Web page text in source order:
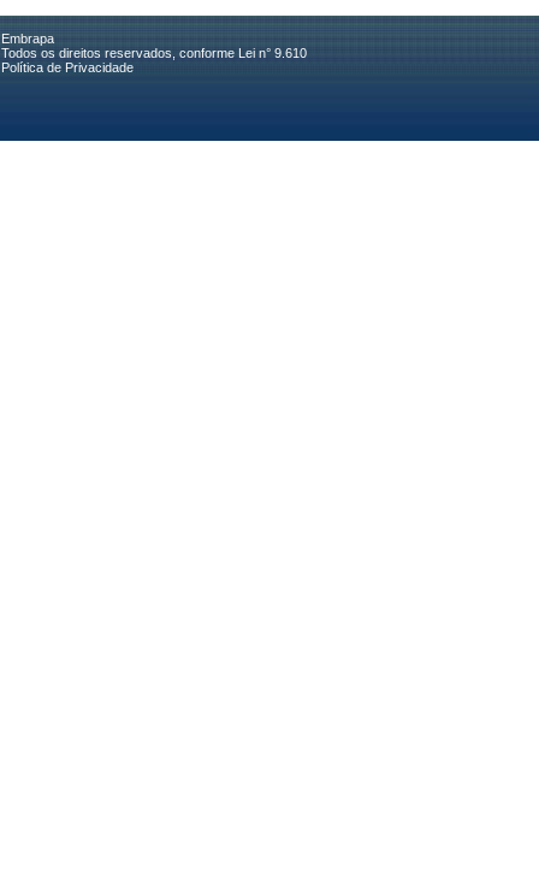
Embrapa
Todos os direitos reservados, conforme Lei n° 9.610
Política de Privacidade